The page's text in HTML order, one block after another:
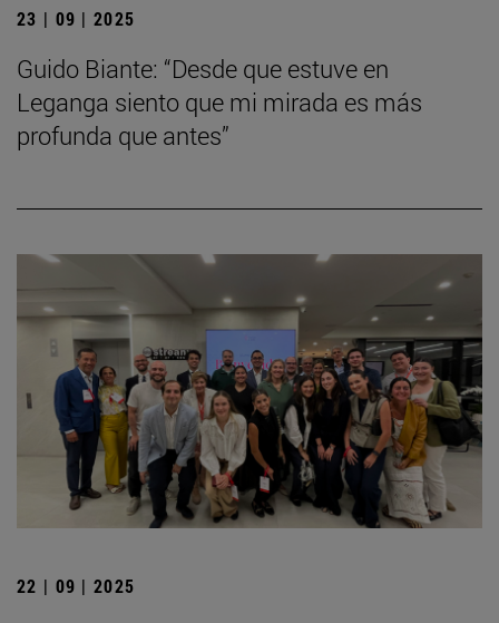
23 | 09 | 2025
Guido Biante: “Desde que estuve en
Leganga siento que mi mirada es más
profunda que antes”
22 | 09 | 2025